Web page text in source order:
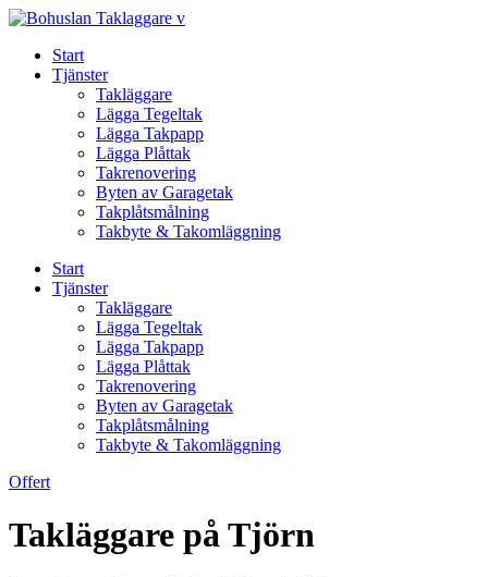
Skip
contentStart
Tjänster
Takläggare
Lägga Tegeltak
Lägga Takpapp
Lägga Plåttak
Takrenovering
Byten av Garagetak
Takplåtsmålning
Takbyte & Takomläggning
Start
Tjänster
Takläggare
Lägga Tegeltak
Lägga Takpapp
Lägga Plåttak
Takrenovering
Byten av Garagetak
Takplåtsmålning
Takbyte & Takomläggning
Offert
Takläggare på Tjörn